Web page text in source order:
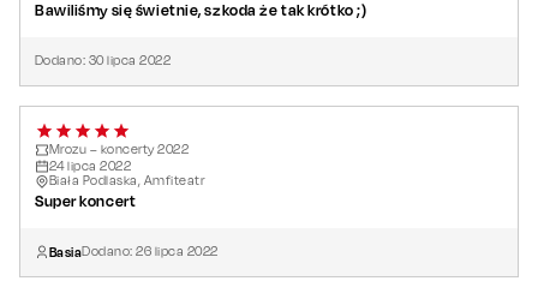
Bawiliśmy się świetnie, szkoda że tak krótko ;)
Dodano: 30lipca 2022
Mrozu – koncerty 2022
24lipca 2022
Biała Podlaska, Amfiteatr
Super koncert
BasiaDodano:26 lipca 2022